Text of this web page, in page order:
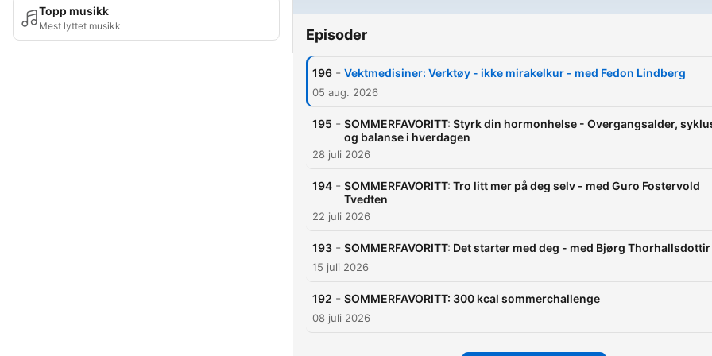
Topp musikk
Mest lyttet musikk
Episoder
196 - Vektmedisiner: Verktøy - ikke mirakelkur - med Fedon Lindberg
05 aug. 2026
195 - SOMMERFAVORITT: Styrk din hormonhelse - Overgangsalder,
og balanse i hverdagen
28 juli 2026
194 - SOMMERFAVORITT: Tro litt mer på deg selv - med Guro Fostervold
Tvedten
22 juli 2026
193 - SOMMERFAVORITT: Det starter med deg - med Bjørg Thorhallsdottir
15 juli 2026
192 - SOMMERFAVORITT: 300 kcal sommerchallenge
08 juli 2026